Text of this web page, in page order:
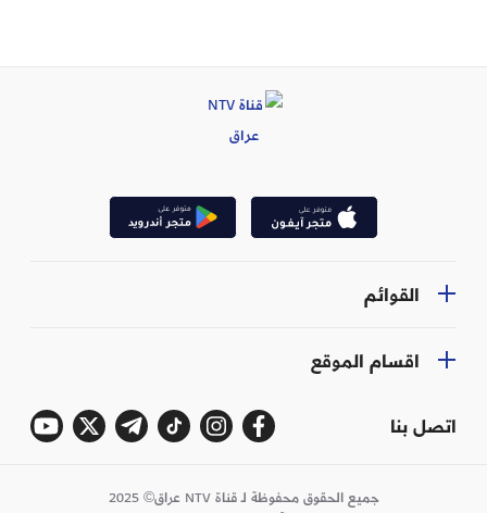
القوائم
اقسام الموقع
اتصل بنا
جميع الحقوق محفوظة لـ قناة NTV عراق© 2025